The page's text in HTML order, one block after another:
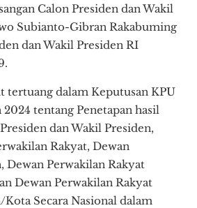
Calon Presiden dan Wakil
Subianto-Gibran Rakabuming
dan Wakil Presiden RI
tertuang dalam Keputusan KPU
tentang Penetapan hasil
dan Wakil Presiden,
Rakyat, Dewan
Dewan Perwakilan Rakyat
Dewan Perwakilan Rakyat
Secara Nasional dalam